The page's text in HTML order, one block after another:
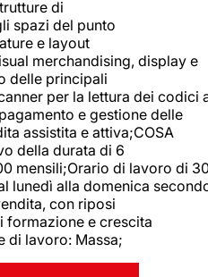
di
spazi del punto
e layout
merchandising, display e
delle principali
per la lettura dei codici
e gestione delle
assistita e attiva;COSA
della durata di 6
mensili;Orario di lavoro di
lunedì alla domenica
con riposi
formazione e crescita
di lavoro: Massa;